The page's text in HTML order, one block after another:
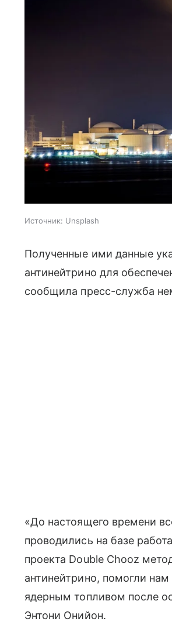
Источник: Unsplash
Полученные ими данные
антинейтрино для
сообщила пресс-служба
«До настоящего времени
проводились на базе
проекта Double Chooz
антинейтрино, помогли
ядерным топливом после
Энтони Онийон.